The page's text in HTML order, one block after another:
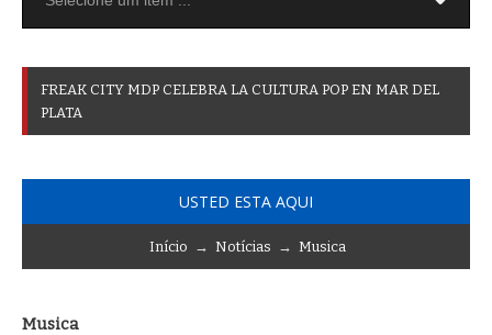
FREAK CITY MDP CELEBRA LA CULTURA POP EN MAR DEL
PLATA
USTED ESTA AQUI
Início → Notícias → Musica
Musica